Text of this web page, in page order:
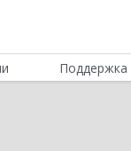
Поддержка